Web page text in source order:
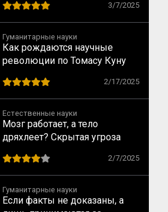
изучения не виден
3/7/2025
Гуманитарные науки
Как рождаются научные
революции по Томасу Куну
2/17/2025
Естественные науки
Мозг работает, а тело
дряхлеет? Скрытая угроза
уберечь здоровье и не стать
заложником кресла
2/7/2025
Гуманитарные науки
Если факты не доказаны, а